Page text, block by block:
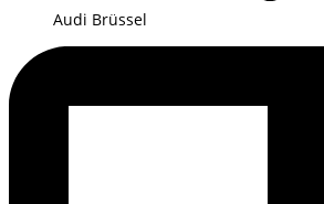
Audi Brüssel